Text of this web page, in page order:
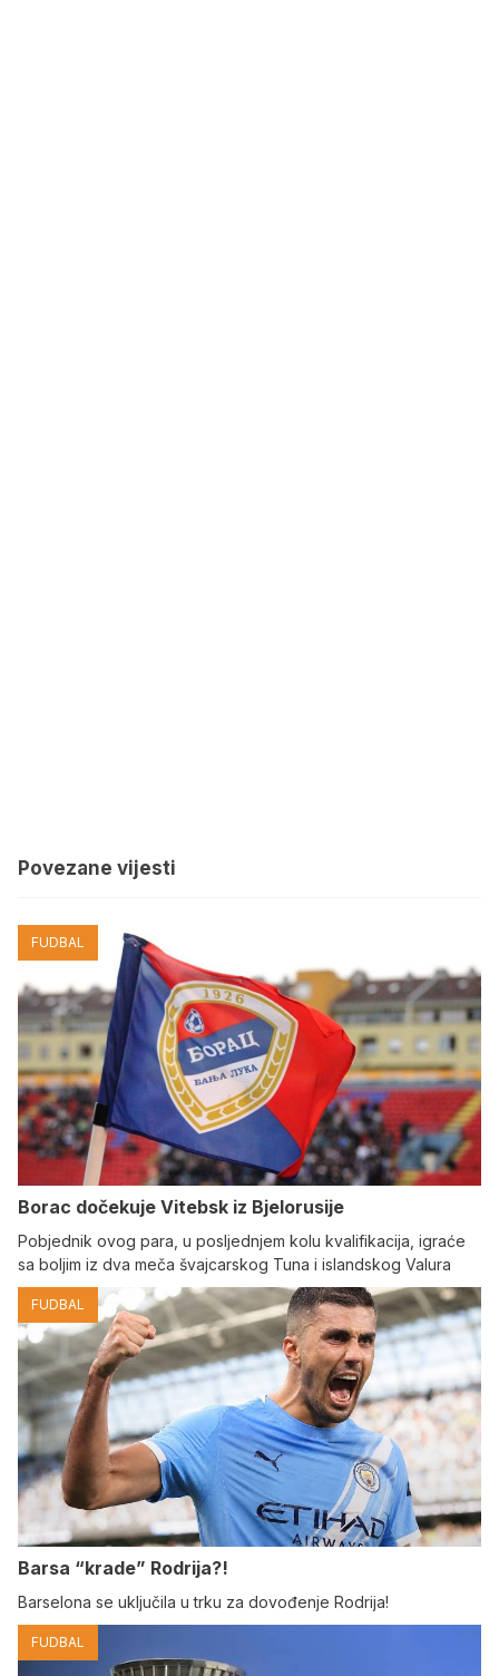
Povezane vijesti
FUDBAL
Borac dočekuje Vitebsk iz Bjelorusije
Pobjednik ovog para, u posljednjem kolu kvalifikacija, igraće
sa boljim iz dva meča švajcarskog Tuna i islandskog Valura
FUDBAL
Barsa “krade” Rodrija?!
Barselona se uključila u trku za dovođenje Rodrija!
FUDBAL